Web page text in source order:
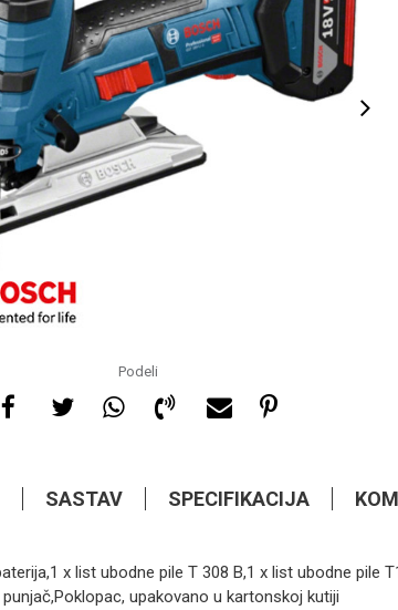
Podeli
SASTAV SPECIFIKACIJA
x list ubodne pile T 308 B,1 x list ubodne pile
upakovano u kartonskoj kutiji